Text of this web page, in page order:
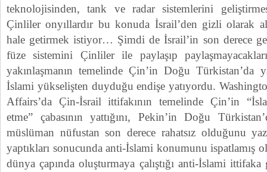
teknolojisinden, tank ve radar sistemlerini
Çinliler onyıllardır bu konuda İsrail’den gizli olarak
hale getirmek istiyor… Şimdi de İsrail’in son derece
füze sistemini Çinliler ile paylaşıp
yakınlaşmanın temelinde Çin’in Doğu Türkistan’da
İslami yükselişten duyduğu endişe yatıyordu.
Affairs’da Çin-İsrail ittifakının temelinde Çin’in
etme” çabasının yattığını, Pekin’in Doğu
müslüman nüfustan son derece rahatsız olduğunu
yaptıkları sonucunda anti-İslami konumunu ispatlamış
dünya çapında oluşturmaya çalıştığı anti-İslami ittifaka